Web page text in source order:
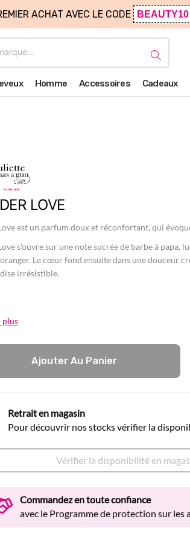
ACHAT AVEC LE CODE BEAUTY10
Homme Accessoires Cadeaux
LOVE
est un parfum doux et réconfortant, qui
s'ouvre sur une note sucrée de barbe à papa,
Le cœur fond ensuite dans une douceur
irrésistible.
plus
Ajouter Au Panier
Retrait en magasin
Pour découvrir nos stocks vérifier la
Vérifier la disponibilité en
Commandez en toute confiance
avec le Programme de protection sur les